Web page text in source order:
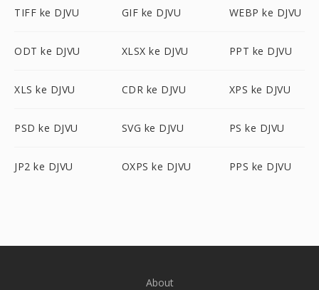
TIFF ke DJVU GIF ke DJVU WEBP ke DJVU
ODT ke DJVU XLSX ke DJVU PPT ke DJVU
XLS ke DJVU CDR ke DJVU XPS ke DJVU
PSD ke DJVU SVG ke DJVU PS ke DJVU
JP2 ke DJVU OXPS ke DJVU PPS ke DJVU
About